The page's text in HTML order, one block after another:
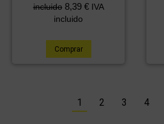
incluido 8,39 € IVA
incluido
Comprar
1 2 3 4